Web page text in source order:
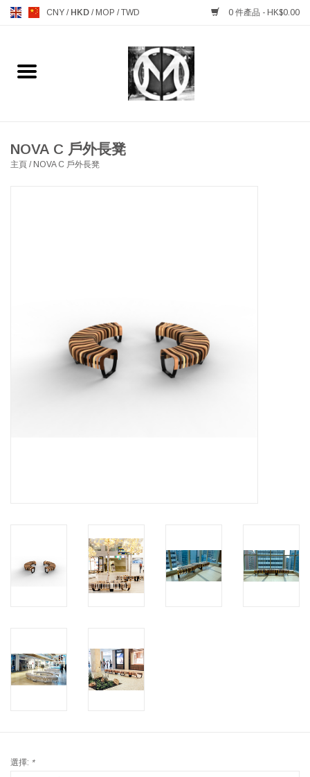
CNY / HKD / MOP /TWD 0 件產品 - HK$0.00
主頁
MANKS ANTIQUES 古董
LATEST ARRIVALS 最新扺港
NOVA C 戶外長凳
主頁 / NOVA C 戶外長凳
選擇: *